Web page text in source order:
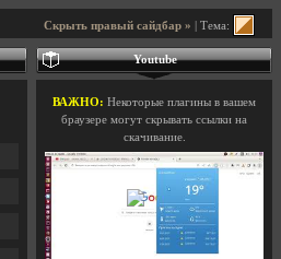
Скрыть правый сайдбар » | Тема:
Youtube
ВАЖНО: Некоторые плагины в вашем
браузере могут скрывать ссылки на
скачивание.